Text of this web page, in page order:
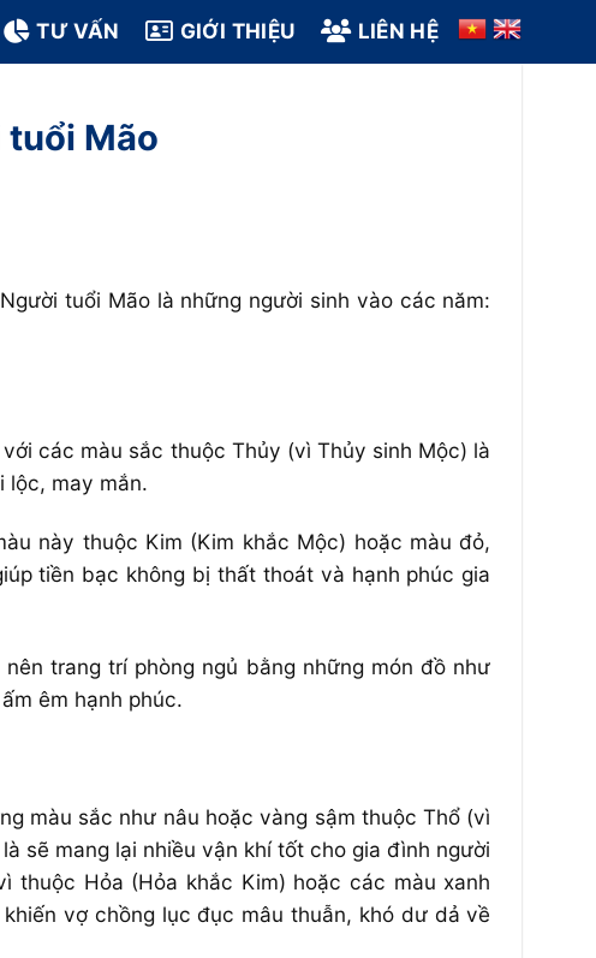
TƯ VẤN GIỚI THIỆU LIÊN HỆ
Mão
tuổi Mão là những người sinh vào các năm:
các màu sắc thuộc Thủy (vì Thủy sinh Mộc) là
lộc, may mắn.
này thuộc Kim (Kim khắc Mộc) hoặc màu đỏ,
tiền bạc không bị thất thoát và hạnh phúc gia
trang trí phòng ngủ bằng những món đồ như
êm hạnh phúc.
màu sắc như nâu hoặc vàng sậm thuộc Thổ (vì
sẽ mang lại nhiều vận khí tốt cho gia đình người
thuộc Hỏa (Hỏa khắc Kim) hoặc các màu xanh
vợ chồng lục đục mâu thuẫn, khó dư dả về